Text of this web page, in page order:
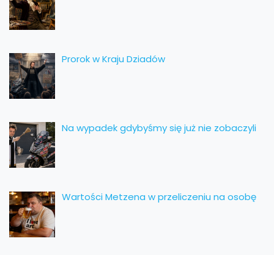
Prorok w Kraju Dziadów
Na wypadek gdybyśmy się już nie zobaczyli
Wartości Metzena w przeliczeniu na osobę